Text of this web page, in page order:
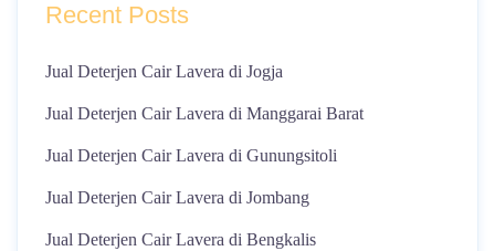
Recent Posts
Jual Deterjen Cair Lavera di Jogja
Jual Deterjen Cair Lavera di Manggarai Barat
Jual Deterjen Cair Lavera di Gunungsitoli
Jual Deterjen Cair Lavera di Jombang
Jual Deterjen Cair Lavera di Bengkalis